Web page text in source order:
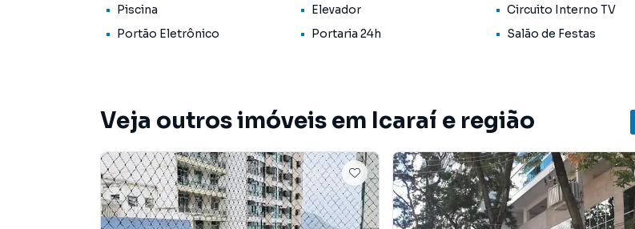
descubra todas as possibilidades que este apartamento em Icaraí pode oferecer para você e sua
família.
Piscina Elevador
Circuito Interno TV
Portão Eletrônico
Portaria 24h Salão de Festas
Veja outros imóveis em Icaraí e região